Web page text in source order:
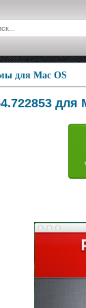
для Mac OS
для